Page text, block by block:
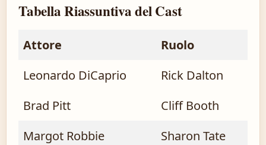
Tabella Riassuntiva del Cast
Attore
Ruolo
Leonardo DiCaprio
Rick Dalton
Brad Pitt
Cliff Booth
Margot Robbie
Sharon Tate